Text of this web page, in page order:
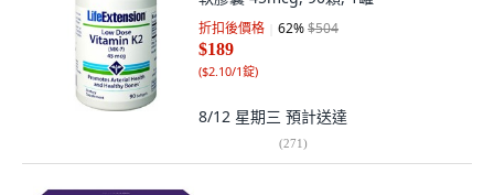
折扣後價格 62%$504
$189
($2.10/1錠)
8/12 星期三 預計送達
(271)